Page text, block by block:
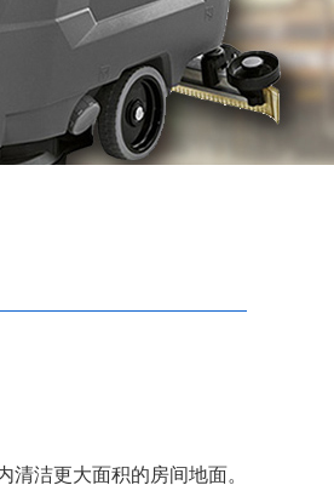
洁更大面积的房间地面。